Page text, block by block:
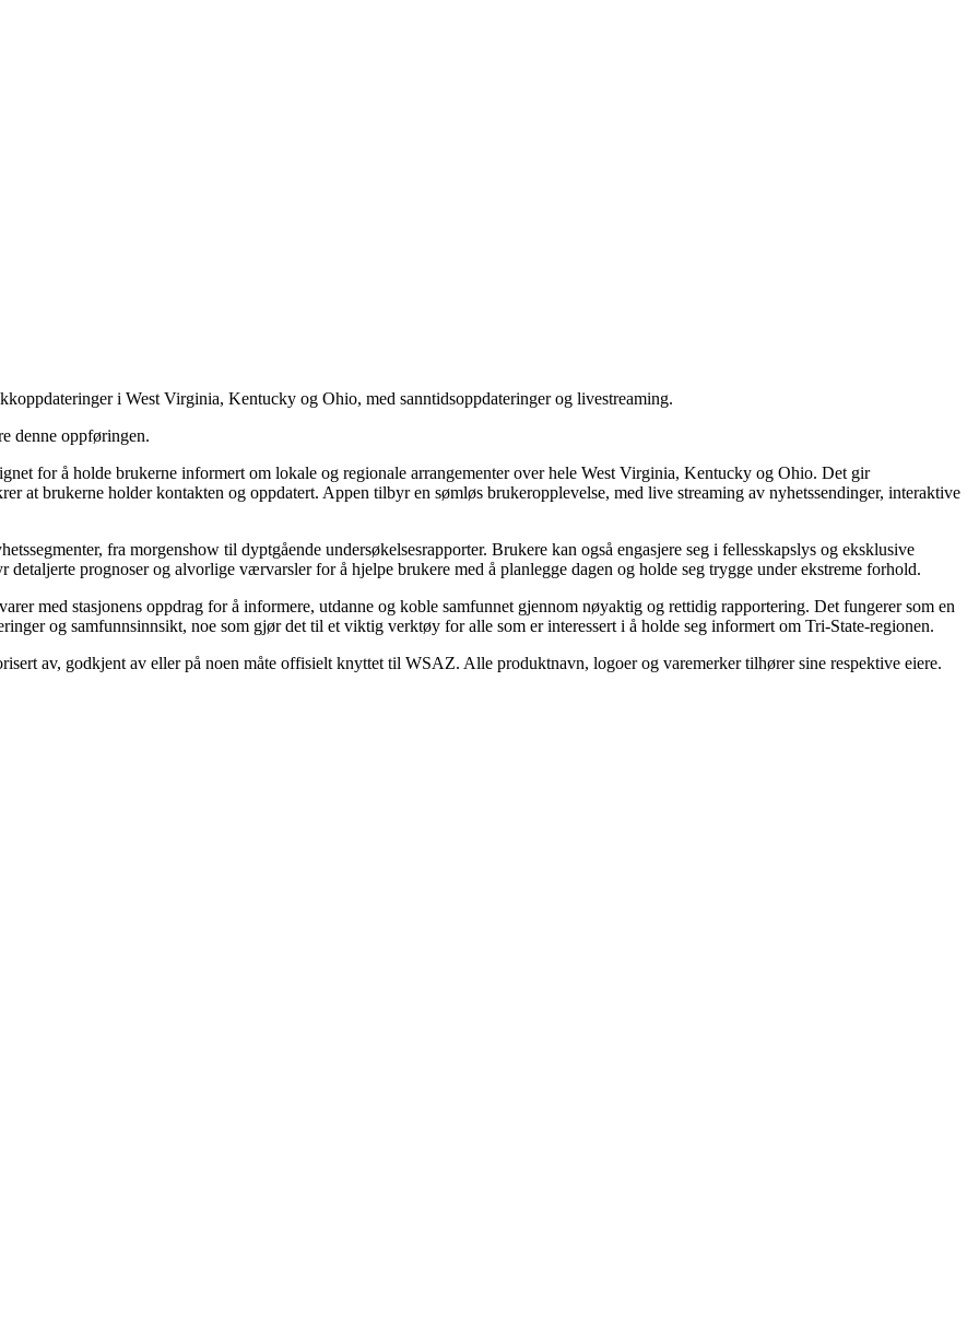
i West Virginia, Kentucky og Ohio, med sanntidsoppdateringer og livestreaming.
denne oppføringen.
for å holde brukerne informert om lokale og regionale arrangementer over hele West Virginia, Kentucky og Ohio. Det gir
at brukerne holder kontakten og oppdatert. Appen tilbyr en sømløs brukeropplevelse, med live streaming av nyhetssendinger, interaktive
fra morgenshow til dyptgående undersøkelsesrapporter. Brukere kan også engasjere seg i fellesskapslys og eksklusive
prognoser og alvorlige værvarsler for å hjelpe brukere med å planlegge dagen og holde seg trygge under ekstreme forhold.
med stasjonens oppdrag for å informere, utdanne og koble samfunnet gjennom nøyaktig og rettidig rapportering. Det fungerer som en
og samfunnsinnsikt, noe som gjør det til et viktig verktøy for alle som er interessert i å holde seg informert om Tri-State-regionen.
av, godkjent av eller på noen måte offisielt knyttet til WSAZ. Alle produktnavn, logoer og varemerker tilhører sine respektive eiere.